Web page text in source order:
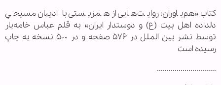
کتاب «هم‌باوران؛ روایت‌هایی از همزیستی با ادیبان مسیحیِ
دلداده اهل بیت (ع) و دوستدار ایران» به قلم عباس خامه‌یار
توسط نشر بین الملل در ۵۷۶ صفحه و در ۵۰۰ نسخه به چاپ
رسیده است
..............................